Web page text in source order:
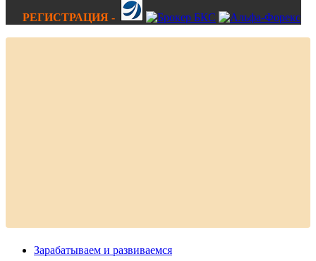
РЕГИСТРАЦИЯ -
Зарабатываем и развиваемся